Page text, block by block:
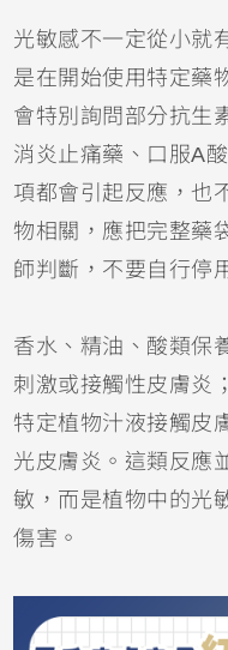
光敏感不一定從小就
是在開始使用特定藥
會特別詢問部分抗生
消炎止痛藥、口服A酸
項都會引起反應，也
物相關，應把完整藥
師判斷，不要自行停
香水、精油、酸類保
刺激或接觸性皮膚炎
特定植物汁液接觸皮
光皮膚炎。這類反應
敏，而是植物中的光
傷害。